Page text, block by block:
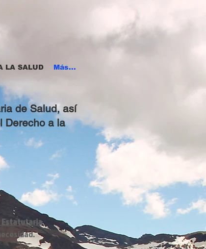
LA SALUD Más...
de Salud, así
Derecho a la
Estatutaria